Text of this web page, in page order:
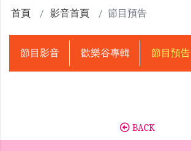
首頁 影音首頁 節目預告
節目影音 歡樂谷專輯 節目預告
BACK